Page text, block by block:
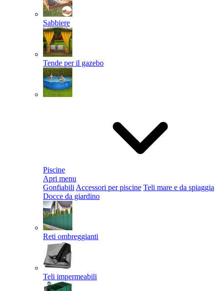
Sabbiere
Tende per il gazebo
Piscine
Apri menu
Gonfiabili Accessori per piscine Teli mare e da spiaggia
Docce da giardino
Reti ombreggianti
Teli impermeabili